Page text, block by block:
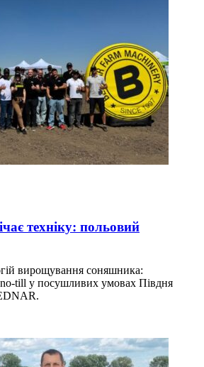
техніку: польовий
вирощування соняшника:
till у посушливих умовах Півдня